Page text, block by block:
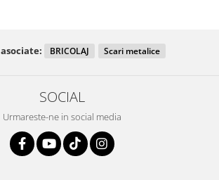
BRICOLAJ Scari metalice
SOCIAL
Urmareste-ne in social media